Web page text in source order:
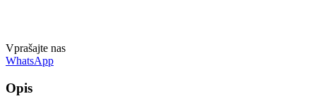
Vprašajte nas
WhatsApp
Opis